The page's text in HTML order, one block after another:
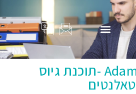
Adam Recruit -תוכנת גיוס
טאלנטים